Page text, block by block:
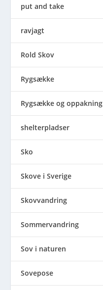
put and take
ravjagt
Rold Skov
Rygsække
Rygsække og oppakning
shelterpladser
Sko
Skove i Sverige
Skovvandring
Sommervandring
Sov i naturen
Sovepose